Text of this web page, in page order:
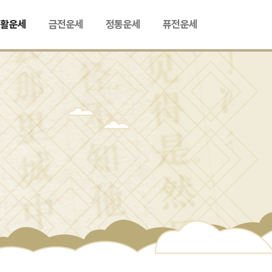
운세 금전운세 정통운세 퓨전운세